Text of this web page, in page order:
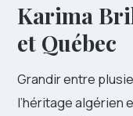
Karima
et Québec
Grandir entre
l’héritage algérien